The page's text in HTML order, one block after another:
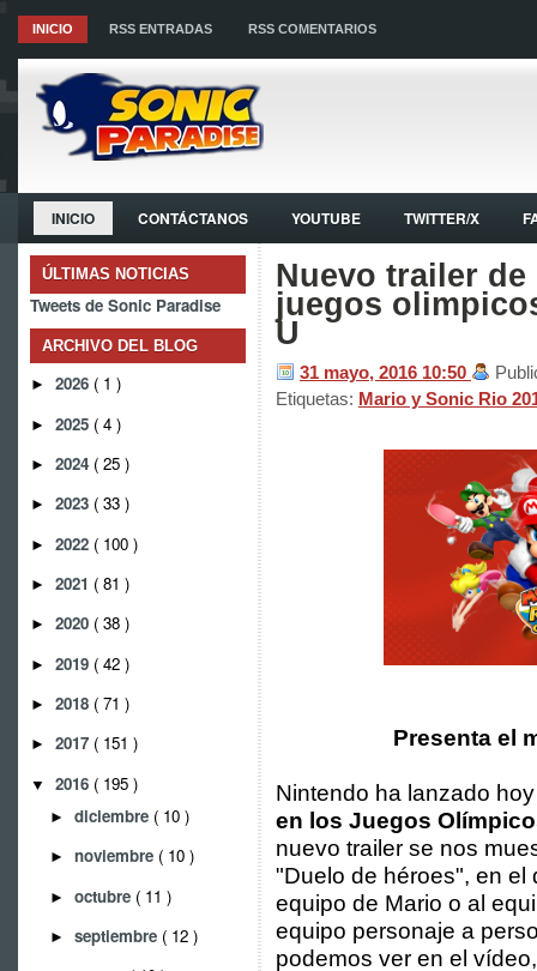
INICIO RSS ENTRADAS RSS COMENTARIOS
INICIO CONTÁCTANOS YOUTUBE TWITTER/X
ÚLTIMAS NOTICIAS
Tweets de Sonic Paradise
ARCHIVO DEL BLOG
► 2026 ( 1 )
► 2025 ( 4 )
► 2024 ( 25 )
► 2023 ( 33 )
► 2022 ( 100 )
► 2021 ( 81 )
► 2020 ( 38 )
► 2019 ( 42 )
► 2018 ( 71 )
► 2017 ( 151 )
▼ 2016 ( 195 )
► diciembre ( 10 )
► noviembre ( 10 )
► octubre ( 11 )
► septiembre ( 12 )
Nuevo trailer
juegos
U
31 mayo, 2016 10:50
Etiquetas: Mario y Sonic Rio
Presenta el
Nintendo ha lanzado
en los Juegos
nuevo trailer se nos
"Duelo de héroes", en el
equipo de Mario o al
equipo personaje a
podemos ver en el